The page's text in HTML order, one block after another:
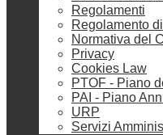
Regolamenti
Regolamento
Normativa del
Privacy
Cookies Law
PTOF - Piano
PAI - Piano
URP
Servizi